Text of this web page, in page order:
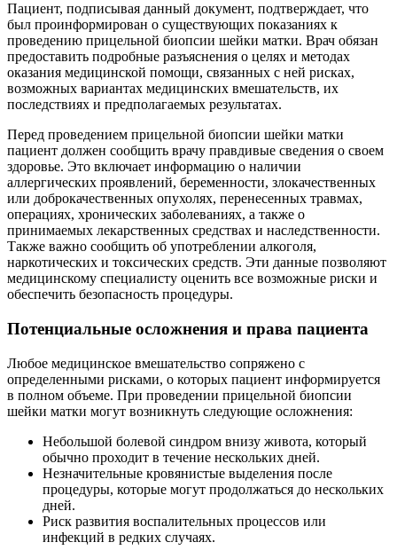
Пациент, подписывая данный документ, подтверждает, что
был проинформирован о существующих показаниях к
проведению прицельной биопсии шейки матки. Врач обязан
предоставить подробные разъяснения о целях и методах
оказания медицинской помощи, связанных с ней рисках,
возможных вариантах медицинских вмешательств, их
последствиях и предполагаемых результатах.
Перед проведением прицельной биопсии шейки матки
пациент должен сообщить врачу правдивые сведения о своем
здоровье. Это включает информацию о наличии
аллергических проявлений, беременности, злокачественных
или доброкачественных опухолях, перенесенных травмах,
операциях, хронических заболеваниях, а также о
принимаемых лекарственных средствах и наследственности.
Также важно сообщить об употреблении алкоголя,
наркотических и токсических средств. Эти данные позволяют
медицинскому специалисту оценить все возможные риски и
обеспечить безопасность процедуры.
Потенциальные осложнения и права пациента
Любое медицинское вмешательство сопряжено с
определенными рисками, о которых пациент информируется
в полном объеме. При проведении прицельной биопсии
шейки матки могут возникнуть следующие осложнения:
Небольшой болевой синдром внизу живота, который
обычно проходит в течение нескольких дней.
Незначительные кровянистые выделения после
процедуры, которые могут продолжаться до нескольких
дней.
Риск развития воспалительных процессов или
инфекций в редких случаях.